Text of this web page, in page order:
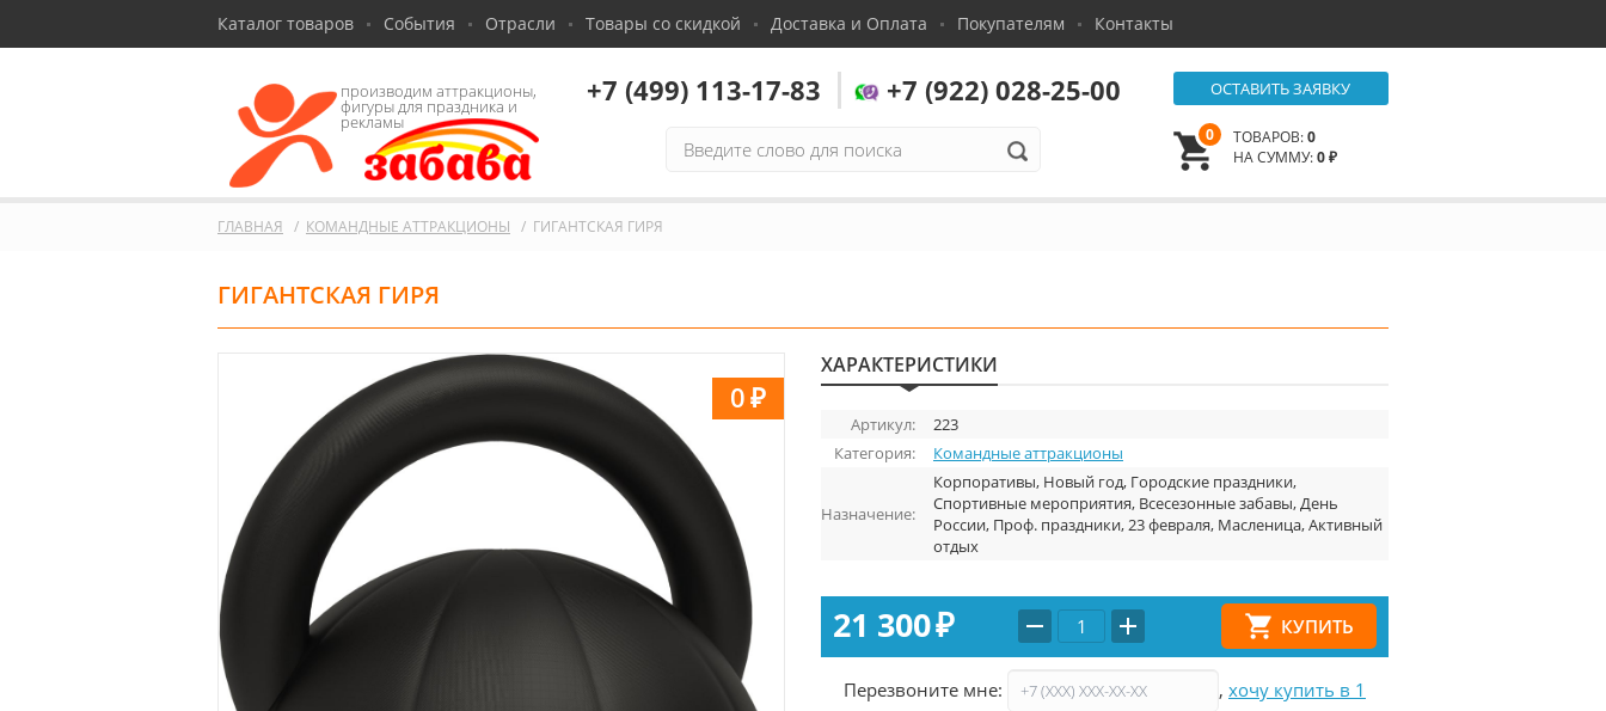
Каталог товаров События Отрасли Товары со скидкой Доставка и Оплата Покупателям Контакты
производим аттракционы,
фигуры для праздника и
рекламы
+7 (499) 113-17-83 +7 (922) 028-25-00 ОСТАВИТЬ ЗАЯВКУ
0 ТОВАРОВ:0
НА СУММУ:0 ₽
ГЛАВНАЯ КОМАНДНЫЕ АТТРАКЦИОНЫ ГИГАНТСКАЯ ГИРЯ
ГИГАНТСКАЯ ГИРЯ
0₽
ХАРАКТЕРИСТИКИ
Артикул:
223
Категория:
Командные аттракционы
Назначение:
Корпоративы, Новый год, Городские праздники,
Спортивные мероприятия, Всесезонные забавы, День
России, Проф. праздники, 23 февраля, Масленица, Активный
отдых
21 300₽
Перезвоните мне: , хочу купить в 1